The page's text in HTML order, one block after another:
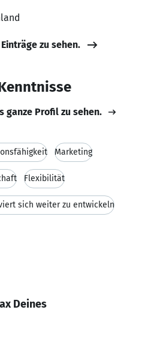
zu sehen.
ganze Profil zu sehen.
Marketing
Flexibilität
sich weiter zu entwickeln
Deines